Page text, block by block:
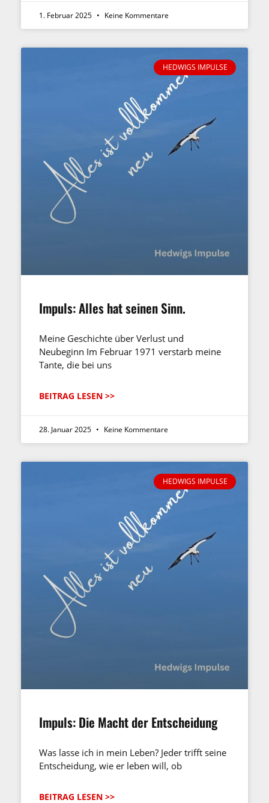
1. Februar 2025 Keine Kommentare
HEDWIGS IMPULSE
Impuls: Alles hat seinen Sinn.
Meine Geschichte über Verlust und
Neubeginn Im Februar 1971 verstarb meine
Tante, die bei uns
BEITRAG LESEN >>
28. Januar 2025 Keine Kommentare
HEDWIGS IMPULSE
Impuls: Die Macht der Entscheidung
Was lasse ich in mein Leben? Jeder trifft seine
Entscheidung, wie er leben will, ob
BEITRAG LESEN >>